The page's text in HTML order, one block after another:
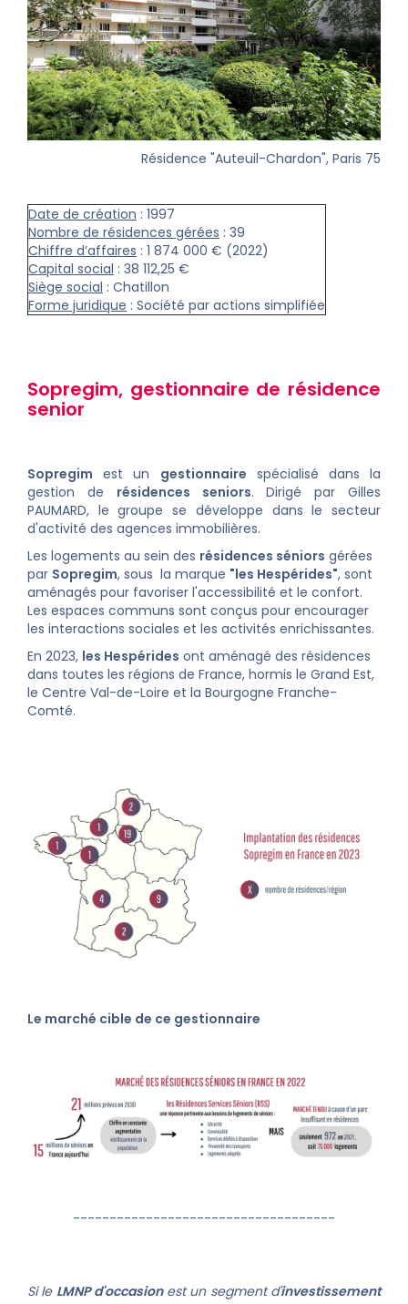
Résidence "Auteuil-Chardon", Paris 75
Date de création : 1997
Nombre de résidences gérées : 39
Chiffre d’affaires : 1 874 000 € (2022)
Capital social : 38 112,25 €
Siège social : Chatillon
Forme juridique : Société par actions simplifiée
Sopregim, gestionnaire de résidence
senior
Sopregim est un gestionnaire spécialisé dans la
gestion de résidences seniors. Dirigé par Gilles
PAUMARD, le groupe se développe dans le secteur
d'activité des agences immobilières.
Les logements au sein des résidences séniors gérées
par Sopregim, sous la marque "les Hespérides", sont
aménagés pour favoriser l'accessibilité et le confort.
Les espaces communs sont conçus pour encourager
les interactions sociales et les activités enrichissantes.
En 2023, les Hespérides ont aménagé des résidences
dans toutes les régions de France, hormis le Grand Est,
le Centre Val-de-Loire et la Bourgogne Franche-
Comté.
Le marché cible de ce gestionnaire
------------------------------------
Si le LMNP d'occasionest un segment d'investissement